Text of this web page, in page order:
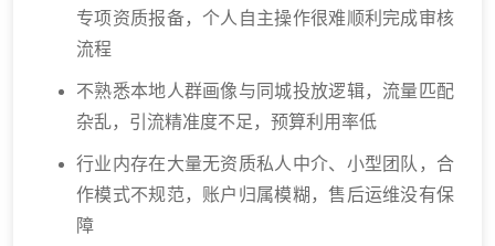
专项资质报备，个人自主操作很难顺利完成审核
流程
不熟悉本地人群画像与同城投放逻辑，流量匹配
杂乱，引流精准度不足，预算利用率低
行业内存在大量无资质私人中介、小型团队，合
作模式不规范，账户归属模糊，售后运维没有保
障